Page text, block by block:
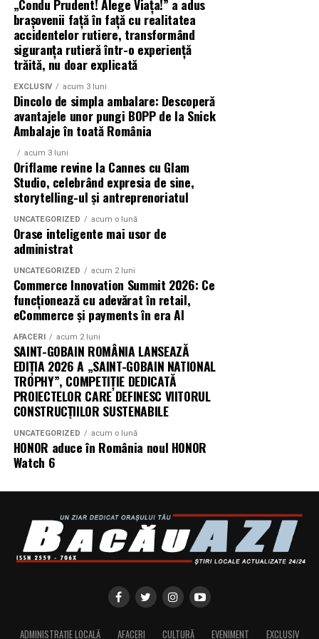
Azaleea Necula și Gabriel Vatavu.
O comedie actuală și spumoasă, filmul
mea”este distribuit de T.R.I.B.E. Films.
TRAILER: https://bit.ly/InPieleaMea
Site oficial:inpieleamea.ro
film, declarații din partea actorilor și informații despre
concursuri sunt disponibile pe paginile social media ale
filmului deFacebook,Instagram,TikTok
Adrian Pădurețu semnează imaginea filmului. De sunet
s-a ocupat Bogdan Ivanovici, de scenografie Anca
„În Pielea Mea”este un film produs de: CB MOTION
PICTURES.
Producător asociat: MAGNETIC MEDIA PRODUCTIONS
Producător: Claudiu Boboc
Producător executiv: Adela Mara
Manager producție: Iulia Cezara Roșu
Casting: ELEPHANT MEDIA
Co-finanțatori:
C&C HOUSE RESIDENCE, S&I BEST
CORPORATION WEB DESIGN, CLIMA FREON
IMAMED; OMV PETROM; MIKO BEAUTY PALACE;
ȘERBAN & ASOCIAȚII; ESTEEM BODY SCULPT & SPA;
PIZZERIA VOLARE; MERLIN’S; DOWNTOWN FITNESS
„Condu Prudent! Alege Viața!” a adus
brașovenii față în față cu realitatea
accidentelor rutiere, transformând
siguranța rutieră într-o experiență
trăită, nu doar explicată
EXCLUSIV acum 3 luni
Dincolo de simpla ambalare: Descoperă
avantajele unor pungi BOPP de la Snick
Ambalaje în toată România
acum 3 luni
Oriflame revine la Cannes cu Glam
Studio, celebrând expresia de sine,
storytelling-ul și antreprenoriatul
UNCATEGORIZED acum o lună
Orase inteligente mai usor de
administrat
UNCATEGORIZED acum 2 luni
Commerce Innovation Summit 2026: Ce
funcționează cu adevărat în retail,
eCommerce și payments în era AI
AFACERI acum 2 luni
SAINT-GOBAIN ROMÂNIA LANSEAZĂ
EDIȚIA 2026 A „SAINT-GOBAIN NATIONAL
TROPHY”, COMPETIȚIE DEDICATĂ
PROIECTELOR CARE DEFINESC VIITORUL
CONSTRUCȚIILOR SUSTENABILE
UNCATEGORIZED acum o lună
HONOR aduce în România noul HONOR
Watch 6
ADMINISTRAȚIE LOCALĂ AFACERI CULTURĂ EVENIMENT EXCLUSIV